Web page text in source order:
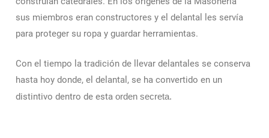
sus miembros eran constructores y el delantal les servía
para proteger su ropa y guardar herramientas.
Con el tiempo la tradición de llevar delantales se conserva
hasta hoy donde, el delantal, se ha convertido en un
distintivo dentro de estaorden secreta.